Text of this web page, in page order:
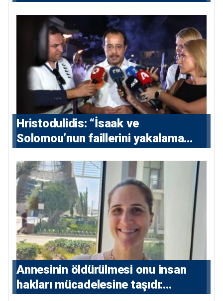
Hristodulidis: “İsaak ve
Solomou’nun faillerini yakalama
ve 5 uluslararası tutuklama emri
çıkarıldı”
Annesinin öldürülmesi onu insan
hakları mücadelesine taşıdı: